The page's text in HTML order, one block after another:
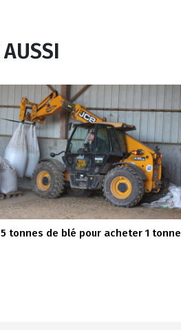
AUSSI
tonnes de blé pour acheter 1 tonne